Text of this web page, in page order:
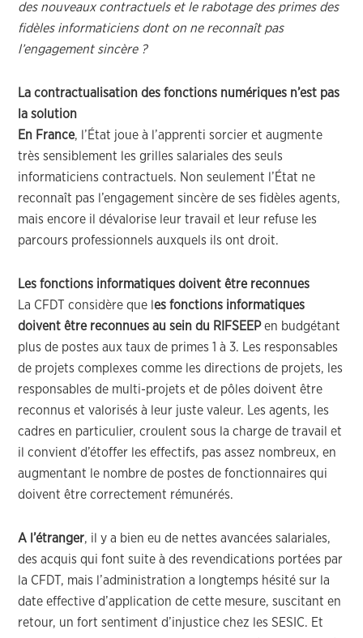
des nouveaux contractuels et le rabotage des primes des
fidèles informaticiens dont on ne reconnaît pas
l’engagement sincère ?
La contractualisation des fonctions numériques n’est pas
la solution
En France, l’État joue à l’apprenti sorcier et augmente
très sensiblement les grilles salariales des seuls
informaticiens contractuels. Non seulement l’État ne
reconnaît pas l’engagement sincère de ses fidèles agents,
mais encore il dévalorise leur travail et leur refuse les
parcours professionnels auxquels ils ont droit.
Les fonctions informatiques doivent être reconnues
La CFDT considère que les fonctions informatiques
doivent être reconnues au sein du RIFSEEPen budgétant
plus de postes aux taux de primes 1 à 3. Les responsables
de projets complexes comme les directions de projets, les
responsables de multi-projets et de pôles doivent être
reconnus et valorisés à leur juste valeur. Les agents, les
cadres en particulier, croulent sous la charge de travail et
il convient d’étoffer les effectifs, pas assez nombreux, en
augmentant le nombre de postes de fonctionnaires qui
doivent être correctement rémunérés.
A l’étranger, il y a bien eu de nettes avancées salariales,
des acquis qui font suite à des revendications portées par
la CFDT, mais l’administration a longtemps hésité sur la
date effective d’application de cette mesure, suscitant en
retour, un fort sentiment d’injustice chez les SESIC. Et